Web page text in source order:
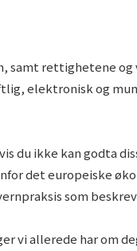
samt rettighetene
elektronisk og
du ikke kan godta
det europeiske
som
vi allerede har om